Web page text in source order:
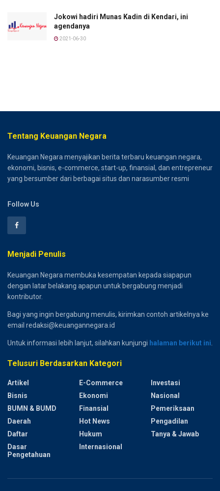
Jokowi hadiri Munas Kadin di Kendari, ini
agendanya
2021-06-30
Tentang Keuangan Negara
Keuangan Negara menyajikan berita terbaru keuangan negara,
ekonomi, bisnis, e-commerce, start-up, finansial, dan entrepreneur
yang bersumber dari berbagai situs dan narasumber resmi
Follow Us
Menjadi Penulis
Keuangan Negara membuka kesempatan kepada siapapun
dengan latar belakang apapun untuk bergabung menjadi
kontributor.
Bagi yang ingin bergabung menulis, kirimkan contoh artikelnya ke
email redaksi@keuangannegara.id
Untuk informasi lebih lanjut, silahkan kunjungi halaman berikut ini
Telusuri Berdasarkan Kategori
Artikel
Bisnis
BUMN & BUMD
Daerah
Daftar
Dasar
Pengetahuan
E-Commerce
Ekonomi
Finansial
Hot News
Hukum
Internasional
Investasi
Nasional
Pemeriksaan
Pengadilan
Tanya & Jawab